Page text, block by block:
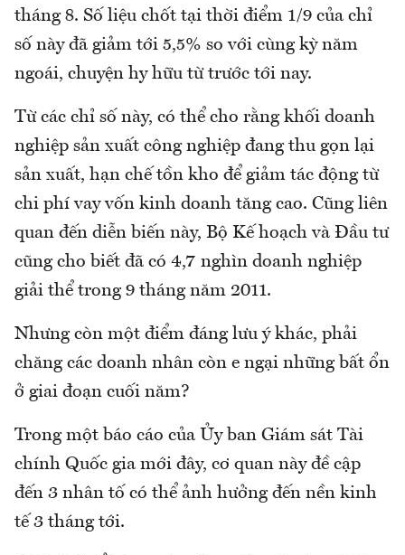
tháng 8. Số liệu chốt tại thời điểm 1/9 của chỉ
số này đã giảm tới 5,5% so với cùng kỳ năm
ngoái, chuyện hy hữu từ trước tới nay.
Từ các chỉ số này, có thể cho rằng khối doanh
nghiệp sản xuất công nghiệp đang thu gọn lại
sản xuất, hạn chế tồn kho để giảm tác động từ
chi phí vay vốn kinh doanh tăng cao. Cũng liên
quan đến diễn biến này, Bộ Kế hoạch và Đầu tư
cũng cho biết đã có 4,7 nghìn doanh nghiệp
giải thể trong 9 tháng năm 2011.
Nhưng còn một điểm đáng lưu ý khác, phải
chăng các doanh nhân còn e ngại những bất ổn
ở giai đoạn cuối năm?
Trong một báo cáo của Ủy ban Giám sát Tài
chính Quốc gia mới đây, cơ quan này đề cập
đến 3 nhân tố có thể ảnh hưởng đến nền kinh
tế 3 tháng tới.